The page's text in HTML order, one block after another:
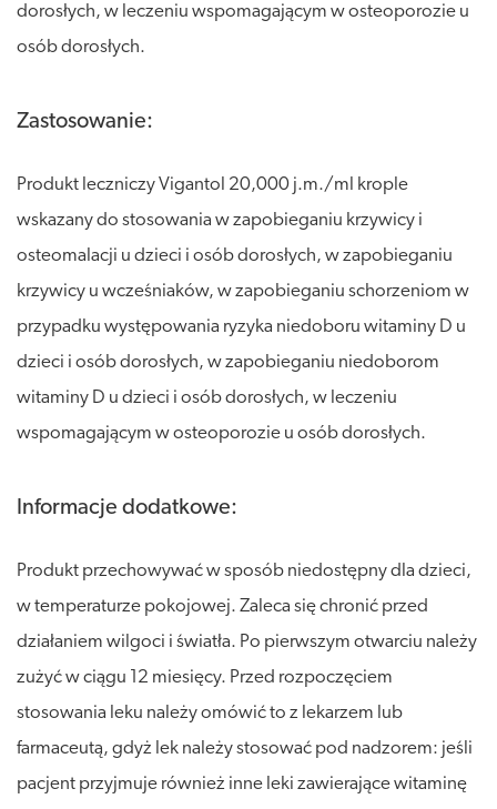
dorosłych, w leczeniu wspomagającym w osteoporozie u
osób dorosłych.
Zastosowanie:
Produkt leczniczy Vigantol 20,000 j.m./ml krople
wskazany do stosowania w zapobieganiu krzywicy i
osteomalacji u dzieci i osób dorosłych, w zapobieganiu
krzywicy u wcześniaków, w zapobieganiu schorzeniom w
przypadku występowania ryzyka niedoboru witaminy D u
dzieci i osób dorosłych, w zapobieganiu niedoborom
witaminy D u dzieci i osób dorosłych, w leczeniu
wspomagającym w osteoporozie u osób dorosłych.
Informacje dodatkowe:
Produkt przechowywać w sposób niedostępny dla dzieci,
w temperaturze pokojowej. Zaleca się chronić przed
działaniem wilgoci i światła. Po pierwszym otwarciu należy
zużyć w ciągu 12 miesięcy. Przed rozpoczęciem
stosowania leku należy omówić to z lekarzem lub
farmaceutą, gdyż lek należy stosować pod nadzorem: jeśli
pacjent przyjmuje również inne leki zawierające witaminę